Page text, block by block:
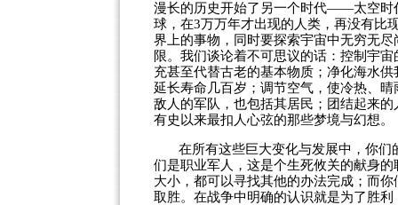
漫长的历史开始了另一个时代——太空时
球，在3万万年才出现的人类，再没有比
界上的事物，同时要探索宇宙中无穷无
限。我们谈论着不可思议的话：控制宇
充甚至代替古老的基本物质；净化海水
延长寿命几百岁；调节空气，使冷热、
敌人的军队，也包括其居民；团结起来
有史以来最扣人心弦的那些梦境与幻想。
在所有这些巨大变化与发展中，你
们是职业军人，这是个生死攸关的献身
大小，都可以寻找其他的办法完成；而
取胜。在战争中明确的认识就是为了胜